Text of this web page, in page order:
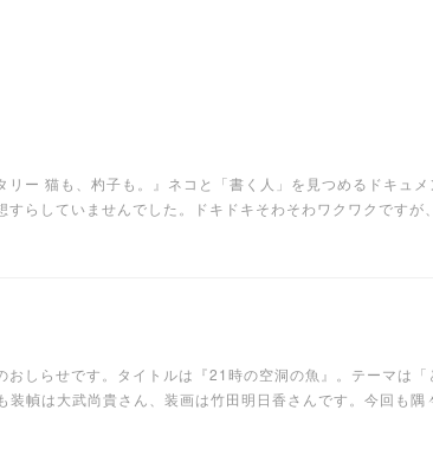
ー 猫も、杓子も。』ネコと「書く人」を見つめるドキュ
らしていませんでした。ドキドキそわそわワクワクですが
おしらせです。タイトルは『21時の空洞の魚』。テーマは
幀は大武尚貴さん、装画は竹田明日香さんです。今回も隅